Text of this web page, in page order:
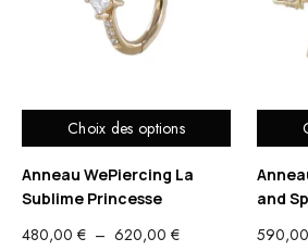
Choix des options
Anneau WePiercing La
Sublime Princesse
480,00 € – 620,00 €PLAGE
and
590,00